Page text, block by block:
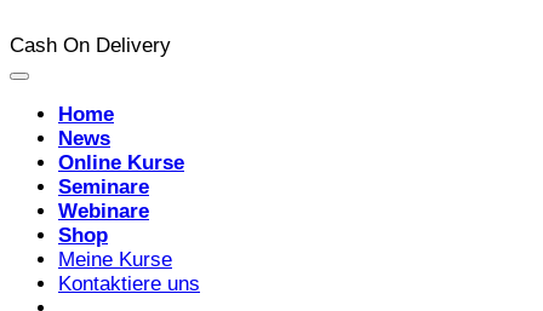
Cash On Delivery
Home
News
Online Kurse
Seminare
Webinare
Shop
Meine Kurse
Kontaktiere uns